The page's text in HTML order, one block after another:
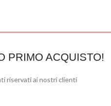
PRIMO ACQUISTO!
riservati ai nostri clienti